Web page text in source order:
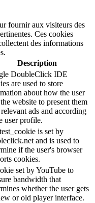
fournir aux visiteurs des
Ces cookies
des informations
Description
DoubleClick IDE
are used to store
about how the user
website to present them
ads and according
user profile.
is set by
and is used to
if the user's browser
cookies.
set by YouTube to
bandwidth that
whether the user gets
or old player interface.